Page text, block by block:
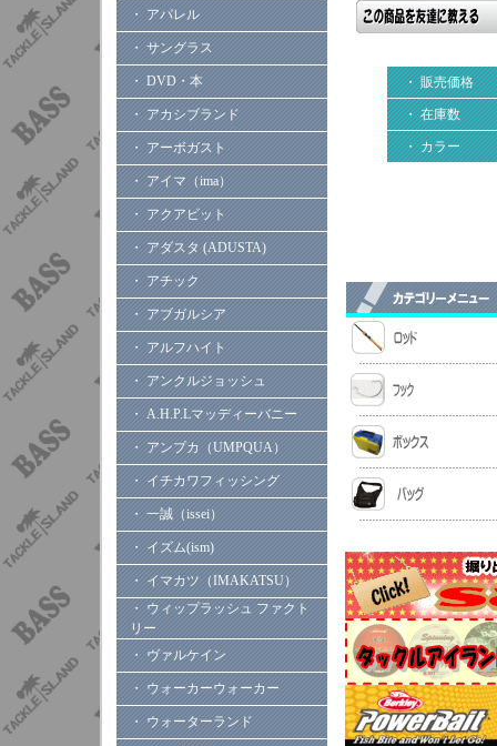
・ アパレル
・ サングラス
・ DVD・本
・ アカシブランド
・ アーボガスト
・ アイマ（ima）
・ アクアビット
・ アダスタ (ADUSTA)
・ アチック
・ アブガルシア
・ アルフハイト
・ アンクルジョッシュ
・ A.H.P.Lマッディーバニー
・ アンプカ（UMPQUA）
・ イチカワフィッシング
・ 一誠（issei）
・ イズム(ism)
・ イマカツ（IMAKATSU）
・ ウィップラッシュ ファクト
リー
・ ヴァルケイン
・ ウォーカーウォーカー
・ ウォーターランド
・ 販売価格
・ 在庫数
・ カラー